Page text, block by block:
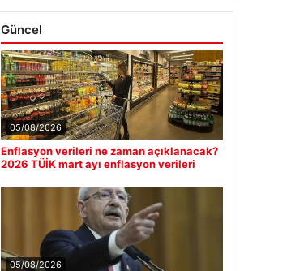
Güncel
05/08/2026
Enflasyon verileri ne zaman açıklanacak?
2026 TÜİK mart ayı enflasyon verileri
05/08/2026